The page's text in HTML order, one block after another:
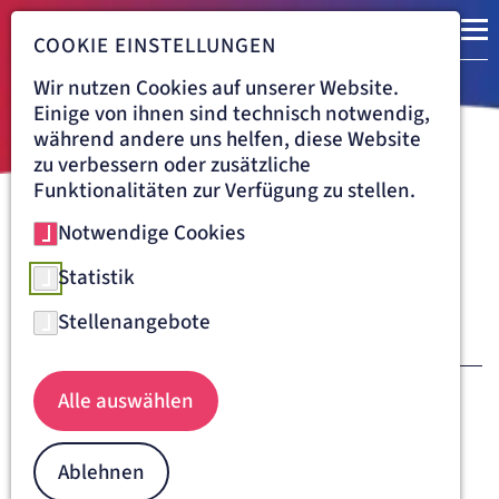
Navigationspfad
ARTEMED
Aktuelles
JULI
01. Juli 2026
EIFELKLINIK ST. BRIGIDA BIETET SPITZENMEDIZIN
FÜR GELENKERSATZ UND UNFALLCHIRURGIE
Weiterlesen
COOKIE EINSTELLUNGEN
Wir nutzen Cookies auf unserer Website.
Einige von ihnen sind technisch notwendig,
während andere uns helfen, diese Website
zu verbessern oder zusätzliche
Funktionalitäten zur Verfügung zu stellen.
Notwendige Cookies
Statistik
Stellenangebote
Alle auswählen
Ablehnen